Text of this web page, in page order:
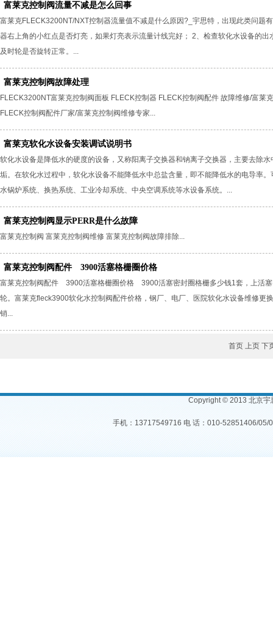
富莱克控制阀流量不减是怎么回事
富莱克FLECK3200NT/NXT控制器流量值不减是什么原因?_宇思特，出现此类问题
器右上角的小红点是否灯亮，如果灯亮表示流量计线完好； 2、检查软化水设备的
及时轮是否旋转正常。...
富莱克控制阀故障处理
FLECK3200NT富莱克控制阀面板 FLECK控制器 FLECK控制阀配件 故障维修/富
FLECK控制阀配件厂家/富莱克控制阀维修专家...
富莱克软化水设备安装调试说明书
软化水设备是降低水的硬度的设备，又称阳离子交换器和钠离子交换器，主要去除
垢。在软化水过程中，软化水设备不能降低水中总盐含量，即不能降低水的电导率
水锅炉系统、换热系统、工业冷却系统、中央空调系统等水设备系统。...
富莱克控制阀显示PERR是什么故障
富莱克控制阀 富莱克控制阀维修 富莱克控制阀故障排除...
富莱克控制阀配件 3900活塞格栅圈价格
富莱克控制阀配件 3900活塞格栅圈价格 3900活塞密封圈格栅多少钱1套，上活
轮。富莱克fleck3900软化水控制阀配件价格，钢厂、电厂、医院软化水设备维修更
销...
首页 上页 下
Copyright © 2013 北京宇
手机：13717549716 电 话：010-52851406/05/